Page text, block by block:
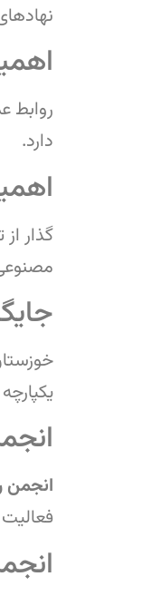
روابط
دارد.
گذار
انجمن